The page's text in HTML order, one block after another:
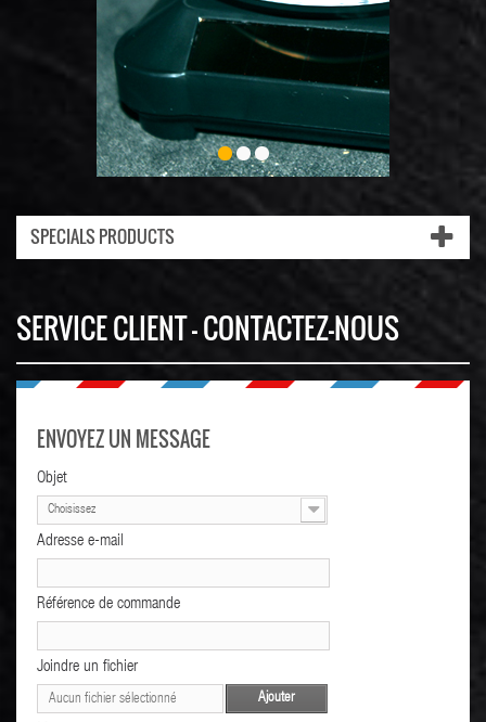
SPECIALS PRODUCTS
SERVICE CLIENT - CONTACTEZ-NOUS
ENVOYEZ UN MESSAGE
Objet
Choisissez
Adresse e-mail
Référence de commande
Joindre un fichier
Aucun fichier sélectionné Ajouter